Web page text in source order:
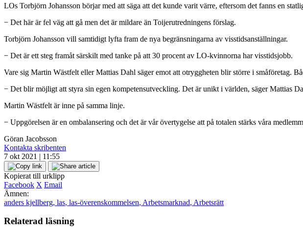
LOs Torbjörn Johansson börjar med att säga att det kunde varit värre, eftersom det fanns en
− Det här är fel väg att gå men det är mildare än Toijerutredningens förslag.
Torbjörn Johansson vill samtidigt lyfta fram de nya begränsningarna av visstidsanställningar.
− Det är ett steg framåt särskilt med tanke på att 30 procent av LO-kvinnorna har visstidsjobb.
Vare sig Martin Wästfelt eller Mattias Dahl säger emot att otryggheten blir större i småföretag.
− Det blir möjligt att styra sin egen kompetensutveckling. Det är unikt i världen, säger Mattias
Martin Wästfelt är inne på samma linje.
− Uppgörelsen är en ombalansering och det är vår övertygelse att på totalen stärks våra
Göran Jacobsson
Kontakta skribenten
7 okt 2021 | 11:55
Kopierat till urklipp
Facebook X Email
Ämnen:
anders kjellberg, las, las-överenskommelsen, Arbetsmarknad, Arbetsrätt
Relaterad läsning